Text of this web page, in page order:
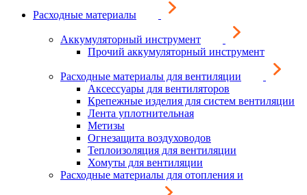
Расходные материалы
Аккумуляторный инструмент
Прочий аккумуляторный инструмент
Расходные материалы для вентиляции
Аксессуары для вентиляторов
Крепежные изделия для систем вентиляции
Лента уплотнительная
Метизы
Огнезащита воздуховодов
Теплоизоляция для вентиляции
Хомуты для вентиляции
Расходные материалы для отопления и